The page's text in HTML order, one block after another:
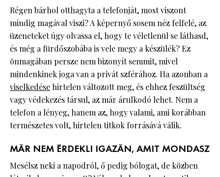
Régen bárhol otthagyta a telefonját, most viszont
mindig magával viszi? A képernyő sosem néz felfelé, az
üzeneteket úgy olvassa el, hogy te véletlenül se láthasd,
és még a fürdőszobába is vele megy a készülék? Ez
önmagában persze nem bizonyít semmit, mivel
mindenkinek joga van a privát szférához. Ha azonban a
viselkedése hirtelen változott meg, és ehhez feszültség
vagy védekezés társul, az már árulkodó lehet. Nem a
telefon a lényeg, hanem az, hogy valami, ami korábban
természetes volt, hirtelen titkok forrásává válik.
MÁR NEM ÉRDEKLI IGAZÁN, AMIT MONDASZ
Mesélsz neki a napodról, ő pedig bólogat, de közben